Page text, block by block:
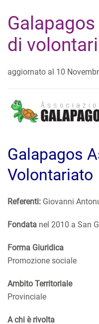
di
aggiornato al 10
Galapagos
Volontariato
Referenti: Giovanni
Fondata nel 2010 a San
Forma Giuridica
Promozione sociale
Ambito Territoriale
Provinciale
A chi è rivolta